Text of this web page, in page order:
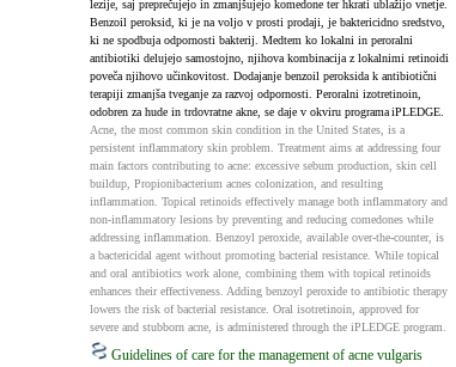
lezije, saj preprečujejo in zmanjšujejo komedone ter hkrati ublažijo vnetje.
Benzoil peroksid, ki je na voljo v prosti prodaji, je baktericidno sredstvo,
ki ne spodbuja odpornosti bakterij. Medtem ko lokalni in peroralni
antibiotiki delujejo samostojno, njihova kombinacija z lokalnimi retinoidi
poveča njihovo učinkovitost. Dodajanje benzoil peroksida k antibiotični
terapiji zmanjša tveganje za razvoj odpornosti. Peroralni izotretinoin,
odobren za hude in trdovratne akne, se daje v okviru programa iPLEDGE.
Acne, the most common skin condition in the United States, is a
persistent inflammatory skin problem. Treatment aims at addressing four
main factors contributing to acne: excessive sebum production, skin cell
buildup, Propionibacterium acnes colonization, and resulting
inflammation. Topical retinoids effectively manage both inflammatory and
non-inflammatory lesions by preventing and reducing comedones while
addressing inflammation. Benzoyl peroxide, available over-the-counter, is
a bactericidal agent without promoting bacterial resistance. While topical
and oral antibiotics work alone, combining them with topical retinoids
enhances their effectiveness. Adding benzoyl peroxide to antibiotic therapy
lowers the risk of bacterial resistance. Oral isotretinoin, approved for
severe and stubborn acne, is administered through the iPLEDGE program.
Guidelines of care for the management of acne vulgaris